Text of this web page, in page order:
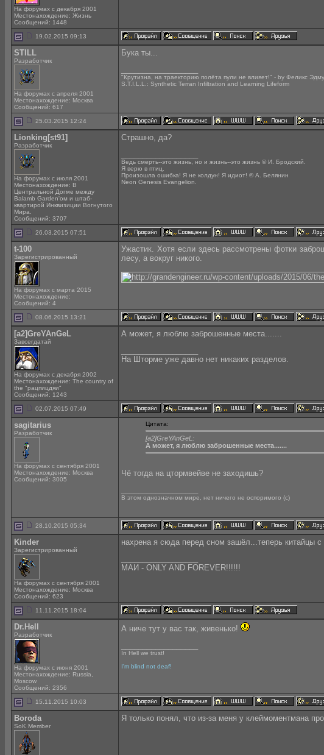
На форумах с декабря 2001
Местонахождение: Жизнь
Сообщений: 1448
19.02.2015 09:13
STILL
Разработчик
На форумах с апреля 2001
Местонахождение: Москва
Сообщений: 617
Бука ты...
"Крутизна, на траекторию полёта пули не влияет!" - by Феликс
S.T.I.L.L.: Synthetic Terran Infiltration and Learning Lifeform
25.03.2015 12:24
Lionking[st91]
Разработчик
На форумах с июля 2001
Местонахождение: В
Центральной Догме между
Balamb Garden'ом и штаб-
квартирой Инквизиции Вогнутого
Мира.
Сообщений: 3707
Страшно, да?
Ведь смерть--это жизнь, но и жизнь--это жизнь © И. Бродский.
Я верю в птиц.
Произошла ошибка! Я не колдун! Я идиот! © А. Белянин
Neon Genesis Evangelion.
26.03.2015 07:51
t-100
Зарегистрированный
На форумах с марта 2015
Местонахождение:
Сообщений: 4
Ужастик. Хотя если здесь рассмотрены фотки
лесу, а вокруг никого.
08.06.2015 13:21
[a2]GreYAnGeL
Завсегдатай
На форумах с декабря 2002
Местонахождение: The country of
the "рацпицдяи"
Сообщений: 1243
А может, я люблю заброшенные места.......
На Шторме уже давно нет никаких разделов.
02.07.2015 07:49
sagitarius
Разработчик
На форумах с сентября 2001
Местонахождение: Москва
Сообщений: 3005
Цитата:
[a2]GreYAnGeL:
А может, я люблю заброшенные места.......
Чё тогда на цтормвейве не заходишь?
В этом однозначном мире, нет ничего не оспоримого (с)
28.10.2015 05:34
Kinder
Зарегистрированный
На форумах с сентября 2001
Местонахождение: Москва
Сообщений: 623
нахрена я сюда перед сном зашёл...теперь китайцы с
МАИ - ONLY AND FOREVER!!!!!!
11.11.2015 18:04
Dr.Hell
Разработчик
На форумах с июня 2001
Местонахождение: Russia,
Moscow
Сообщений: 2356
А ниче тут у вас так, живенько!
In Hell we trust!
I'm blind not deaf!
15.11.2015 10:03
Boroda
SoK Member
Я только понял, что из-за меня у клеймоментмана